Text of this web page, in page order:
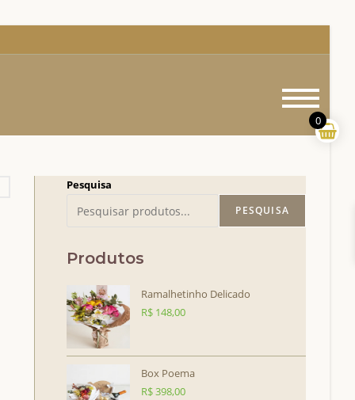
Menu
Pesquisa
PESQUISA
Produtos
Ramalhetinho Delicado
R$ 148,00
Box Poema
R$398,00
0